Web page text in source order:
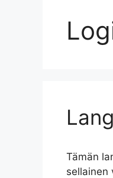
Tämän
sellainen